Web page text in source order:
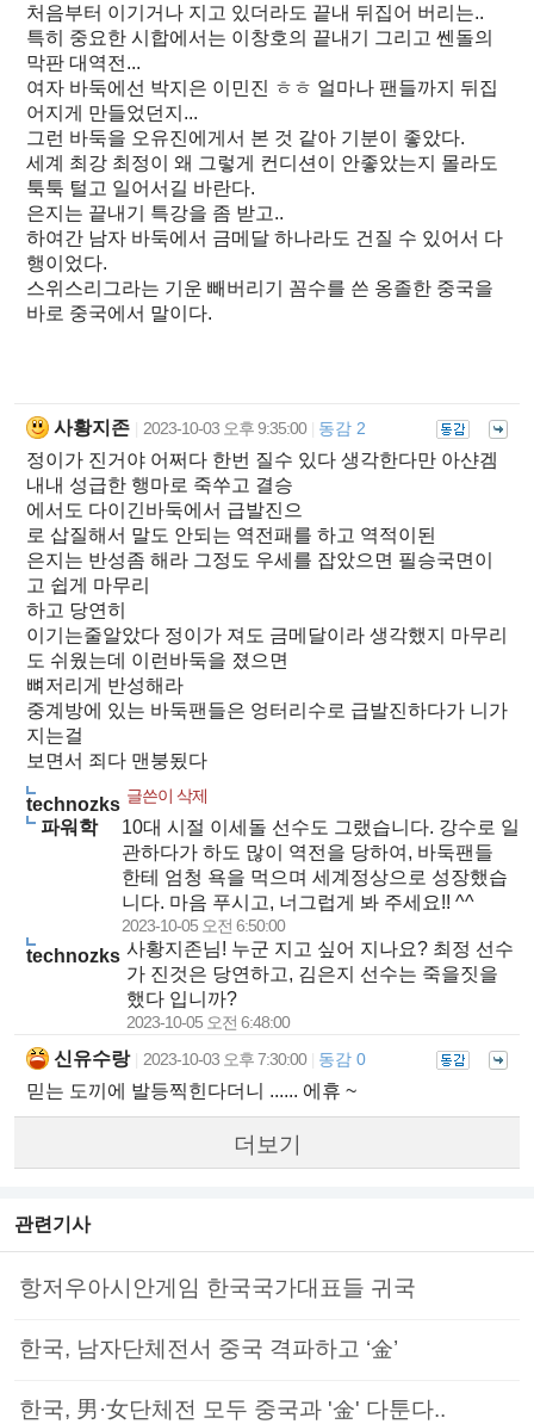
처음부터 이기거나 지고 있더라도 끝내 뒤집어 버리는..
특히 중요한 시합에서는 이창호의 끝내기 그리고 쎈돌의
막판 대역전...
여자 바둑에선 박지은 이민진 ㅎㅎ 얼마나 팬들까지 뒤집
어지게 만들었던지...
그런 바둑을 오유진에게서 본 것 같아 기분이 좋았다.
세계 최강 최정이 왜 그렇게 컨디션이 안좋았는지 몰라도
툭툭 털고 일어서길 바란다.
은지는 끝내기 특강을 좀 받고..
하여간 남자 바둑에서 금메달 하나라도 건질 수 있어서 다
행이었다.
스위스리그라는 기운 빼버리기 꼼수를 쓴 옹졸한 중국을
바로 중국에서 말이다.
사황지존 2023-10-03 오후 9:35:00 동감 2
정이가 진거야 어쩌다 한번 질수 있다 생각한다만 아샨겜
내내 성급한 행마로 죽쑤고 결승
에서도 다이긴바둑에서 급발진으
로 삽질해서 말도 안되는 역전패를 하고 역적이된
은지는 반성좀 해라 그정도 우세를 잡았으면 필승국면이
고 쉽게 마무리
하고 당연히
이기는줄알았다 정이가 져도 금메달이라 생각했지 마무리
도 쉬웠는데 이런바둑을 졌으면
뼈저리게 반성해라
중계방에 있는 바둑팬들은 엉터리수로 급발진하다가 니가
지는걸
보면서 죄다 맨붕됬다
technozks 글쓴이 삭제
파워학
10대 시절 이세돌 선수도 그랬습니다. 강수로 일
관하다가 하도 많이 역전을 당하여, 바둑팬들
한테 엄청 욕을 먹으며 세계정상으로 성장했습
니다. 마음 푸시고, 너그럽게 봐 주세요!! ^^
2023-10-05 오전 6:50:00
technozks 사황지존님! 누군 지고 싶어 지나요? 최정 선수
가 진것은 당연하고, 김은지 선수는 죽을짓을
했다 입니까?
2023-10-05 오전 6:48:00
신유수랑 2023-10-03 오후 7:30:00 동감 0
믿는 도끼에 발등찍힌다더니 ...... 에휴 ~
더보기
관련기사
항저우아시안게임 한국국가대표들 귀국
한국, 남자단체전서 중국 격파하고 ‘金’
한국, 男·女단체전 모두 중국과 '金' 다툰다..